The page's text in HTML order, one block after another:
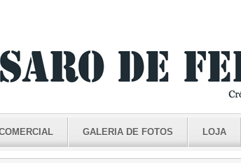
GALERIA DE FOTOS LOJA